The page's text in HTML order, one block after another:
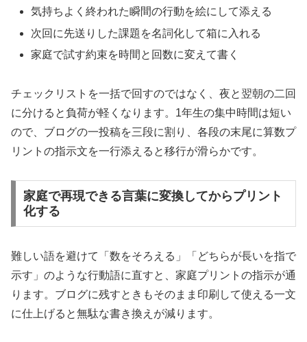
気持ちよく終われた瞬間の行動を絵にして添える
次回に先送りした課題を名詞化して箱に入れる
家庭で試す約束を時間と回数に変えて書く
チェックリストを一括で回すのではなく、夜と翌朝の二回
に分けると負荷が軽くなります。1年生の集中時間は短い
ので、ブログの一投稿を三段に割り、各段の末尾に算数プ
リントの指示文を一行添えると移行が滑らかです。
家庭で再現できる言葉に変換してからプリント
化する
難しい語を避けて「数をそろえる」「どちらが長いを指で
示す」のような行動語に直すと、家庭プリントの指示が通
ります。ブログに残すときもそのまま印刷して使える一文
に仕上げると無駄な書き換えが減ります。